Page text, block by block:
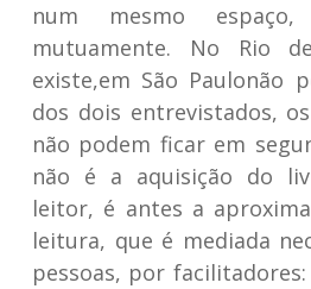
num mesmo
mutuamente. No Rio
existe,em São Paulonão
dos dois entrevistados,
não podem ficar em
não é a aquisição do
leitor, é antes a
leitura, que é mediada
pessoas, por